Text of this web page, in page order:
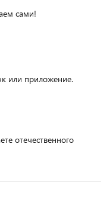
сами!
или приложение.
отечественного